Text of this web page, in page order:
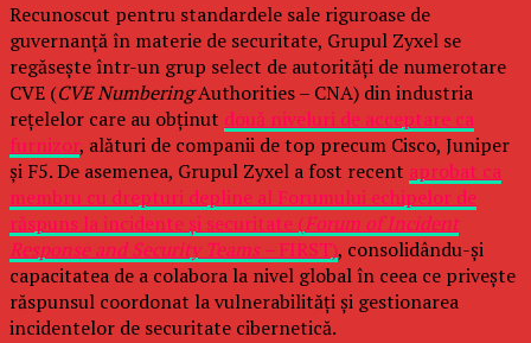
Recunoscut pentru standardele sale riguroase de
guvernanță în materie de securitate, Grupul Zyxel se
regăsește într-un grup select de autorități de numerotare
CVE (CVE NumberingAuthorities – CNA) din industria
rețelelor care au obținut două niveluri de acceptare ca
furnizor, alături de companii de top precum Cisco, Juniper
și F5. De asemenea, Grupul Zyxel a fost recent aprobat ca
membru cu drepturi depline al Forumului echipelor de
răspuns la incidente și securitate (Forum of Incident
Response and Security Teams –FIRST), consolidându-și
capacitatea de a colabora la nivel global în ceea ce privește
răspunsul coordonat la vulnerabilități și gestionarea
incidentelor de securitate cibernetică.